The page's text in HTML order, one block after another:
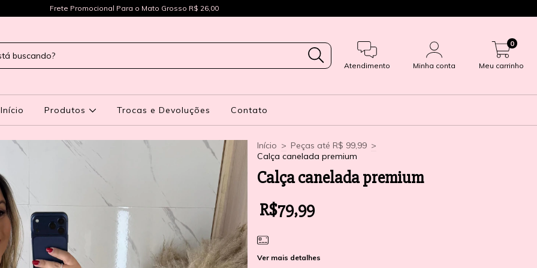
Frete Promocional Para o Mato Grosso R$ 26,00
Atendimento Minha conta Meu carrinho
0
Início Produtos Trocas e Devoluções Contato
Início > Peças até R$ 99,99 >
Calça canelada premium
Calça canelada premium
R$79,99
Ver mais detalhes